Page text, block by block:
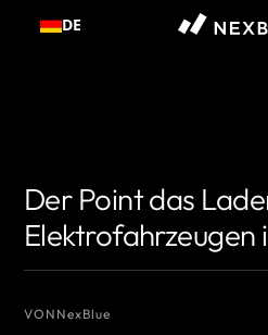
InhaltDE
Der Point das
Elektrofahrzeugen
VON NexBlue